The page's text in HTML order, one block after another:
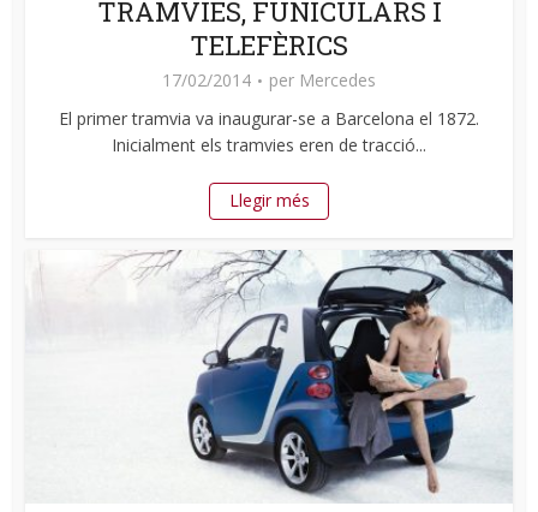
TRAMVIES, FUNICULARS I
TELEFÈRICS
17/02/2014 per Mercedes
El primer tramvia va inaugurar-se a Barcelona el 1872.
Inicialment els tramvies eren de tracció...
Llegir més